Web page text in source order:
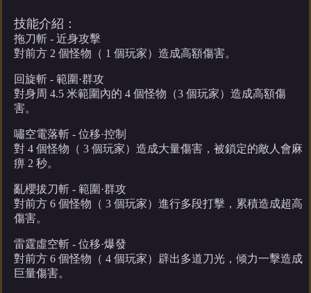
技能介紹：
拖刀斬 - 近身攻擊
對前方 2 個怪物（ 1 個玩家）造成高額傷害。
回旋斬 - 範圍·群攻
對身周 4.5 米範圍內的 4 個怪物（3 個玩家）造成高額傷
害。
嘯空電落斬 - 位移·控制
對 4 個怪物（ 3 個玩家）造成大量傷害，被鎖定的敵人會麻
痹 2 秒。
亂櫻拔刀斬 - 範圍·群攻
對前方 6 個怪物（ 3 個玩家）進行多段打擊，累積造成超高
傷害。
雷霆虛空斬 - 位移·爆發
對前方 6 個怪物（ 4 個玩家）辟出多道刀光，倾力一擊造成
巨量傷害。